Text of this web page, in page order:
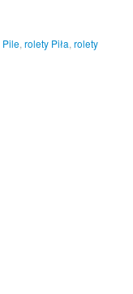
rolety Piła rolety